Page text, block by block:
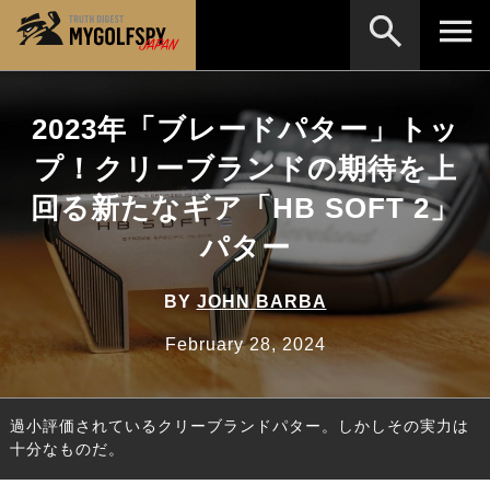
2023年「ブレードパター」トッ
プ！クリーブランドの期待を上
回る新たなギア「HB SOFT 2」
パター
BY JOHN BARBA
February 28, 2024
過小評価されているクリーブランドパター。しかしその実力は
十分なものだ。
MOST WANTED テストランキング
NEW RELEASES 新製品情報
HOW TO ゴルフ上達・実践テクニック
LAB テスト・データ検証
Golf News ゴルフニュース
REVIEWS 製品レビュー
ドライバー
FAIRWAY WOODS フェアウェイウッド
HYBRIDS ハイブリッド
※メーカー名やクラブ名など、検索したい事柄を入
力してください。
検索